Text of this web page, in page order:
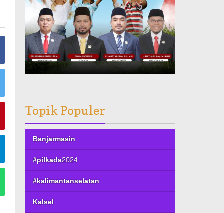
Topik Populer
Banjarmasin
#pilkada2024
#kalimantanselatan
Kalsel